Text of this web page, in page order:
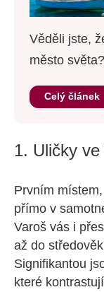
Věděli jste,
město světa?
Celý článek
1. Uličky ve
Prvním
přímo v
Varoš vás i
až do
Signifikantou
které